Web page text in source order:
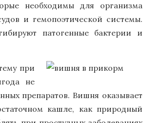
необходимы для организма
и гемопоэтической системы.
патогенные бактерии и
при
не
препаратов. Вишня оказывает
кашле, как природный